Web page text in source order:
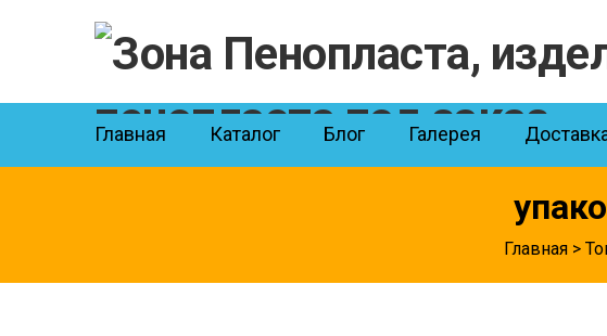
Главная Каталог Блог Галерея
Главная>